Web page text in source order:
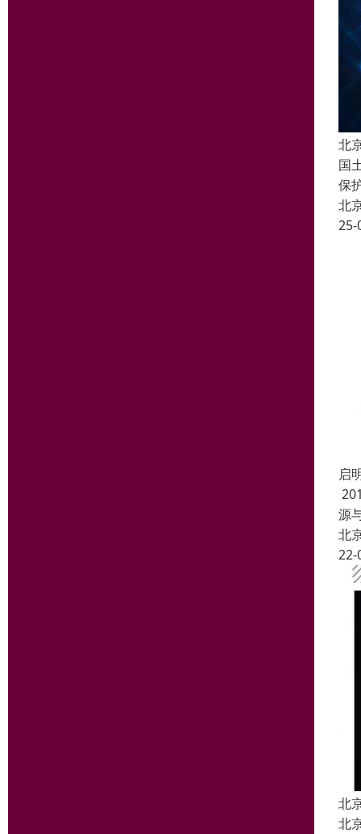
北
国
保
北
25-
启
源
北
22-
北
北